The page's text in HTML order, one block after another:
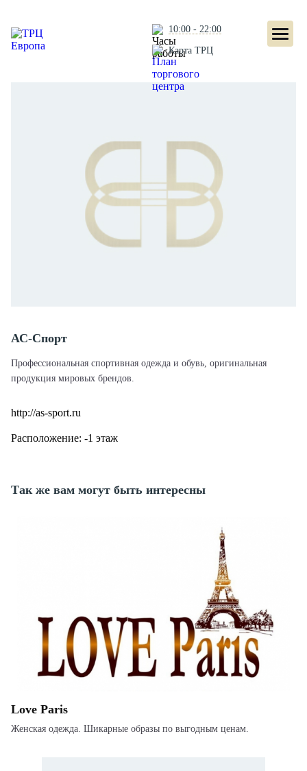
10:00 - 22:00
Карта ТРЦ
АС-Спорт
Профессиональная спортивная одежда и обувь, оригинальная
продукция мировых брендов.
http://as-sport.ru
Расположение: -1 этаж
Так же вам могут быть интересны
Love Paris
Женская одежда. Шикарные образы по выгодным ценам.